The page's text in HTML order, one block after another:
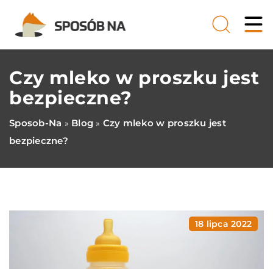
Czy mleko w proszku jest
bezpieczne?
Sposob-Na » Blog » Czy mleko w proszku jest
bezpieczne?
18 lipca 2022